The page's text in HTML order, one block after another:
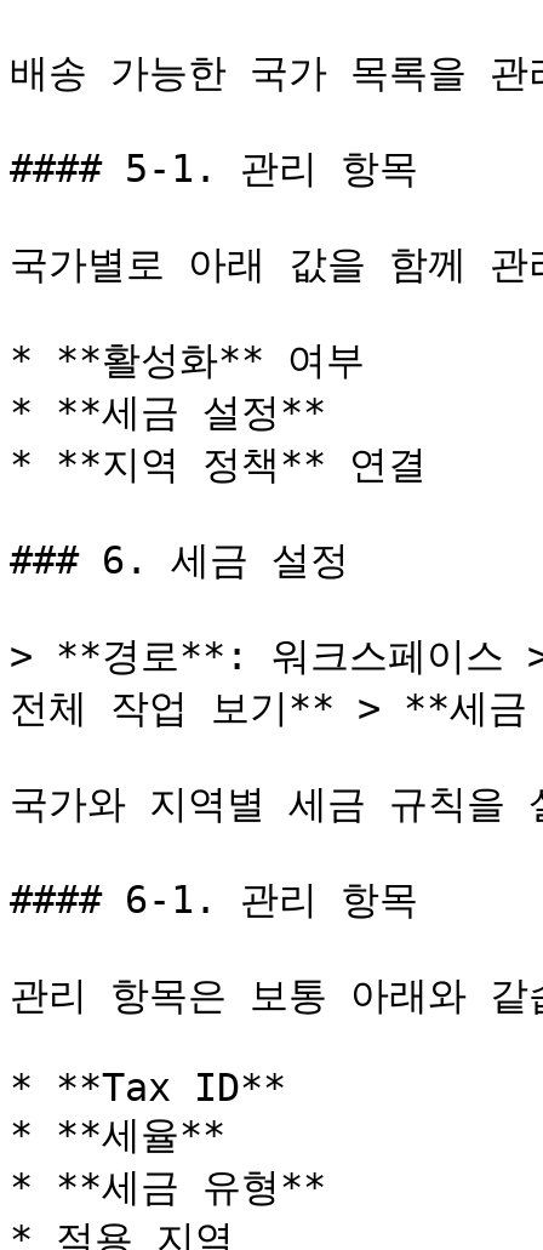
배송 가능한 국가 목록을 관
#### 5-1. 관리 항목
국가별로 아래 값을 함께 관
* **활성화** 여부
* **세금 설정**
* **지역 정책** 연결
### 6. 세금 설정
> **경로**: 워크스페이스
전체 작업 보기** > **세
국가와 지역별 세금 규칙을
#### 6-1. 관리 항목
관리 항목은 보통 아래와 같
* **Tax ID**
* **세율**
* **세금 유형**
* 적용 지역